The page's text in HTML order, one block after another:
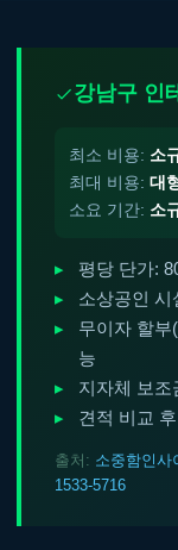
강남구 인
최소 비용: 소
최대 비용: 대
소요 기간: 소
평당 단가:
소상공인 시
무이자 할부
능
지자체 보조
견적 비교
출처: 소중함인사
1533-5716